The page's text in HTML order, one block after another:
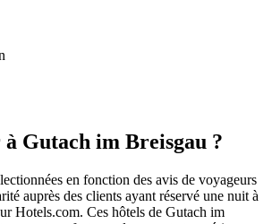
Gutach im Breisgau ?
en fonction des avis de voyageurs
auprès des clients ayant réservé une nuit à
Hotels.com. Ces hôtels de Gutach im